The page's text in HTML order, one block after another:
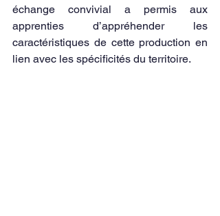
échange convivial a permis aux
apprenties d’appréhender les
caractéristiques de cette production en
lien avec les spécificités du territoire.